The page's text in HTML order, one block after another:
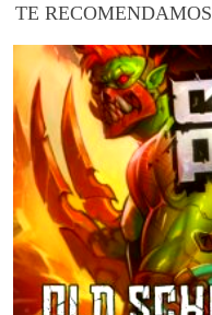
TE RECOMENDAMOS